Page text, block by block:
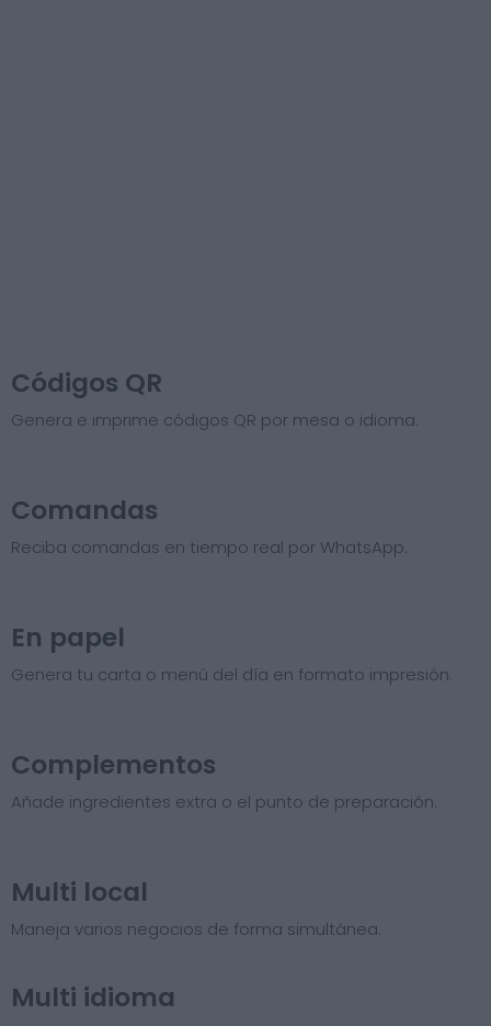
Códigos QR
Genera e imprime códigos QR por mesa o idioma.
Comandas
Reciba comandas en tiempo real por WhatsApp.
En papel
Genera tu carta o menú del día en formato impresión.
Complementos
Añade ingredientes extra o el punto de preparación.
Multi local
Maneja varios negocios de forma simultánea.
Multi idioma